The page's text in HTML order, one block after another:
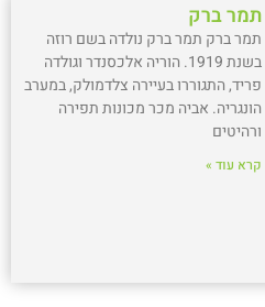
תמר ברק
תמר ברק תמר ברק נולדה בשם רוזה
בשנת 1919. הוריה אלכסנדר וגולדה
פריד, התגוררו בעיירה צלדמולק, במערב
הונגריה. אביה מכר מכונות תפירה
ורהיטים
קרא עוד »